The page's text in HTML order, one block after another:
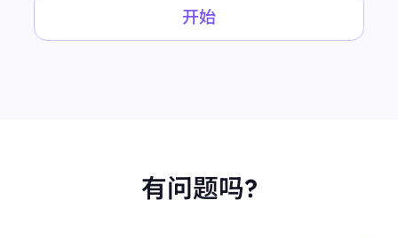
开始
有问题吗?